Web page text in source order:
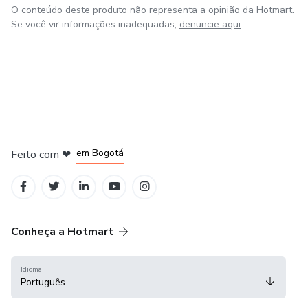
O conteúdo deste produto não representa a opinião da Hotmart.
Se você vir informações inadequadas, denuncie aqui
Feito com ❤ em Bogotá
Conheça a Hotmart
Idioma
Português